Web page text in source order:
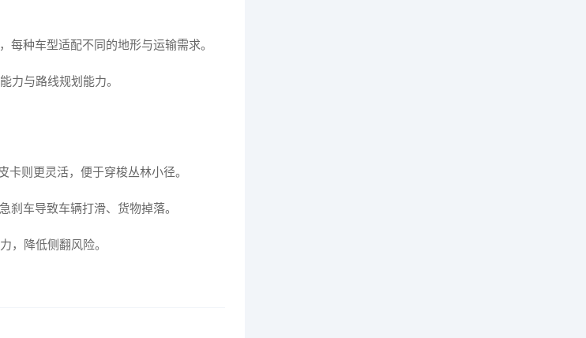
种车型适配不同的地形与运输需求。
力与路线规划能力。
则更灵活，便于穿梭丛林小径。
车导致车辆打滑、货物掉落。
，降低侧翻风险。